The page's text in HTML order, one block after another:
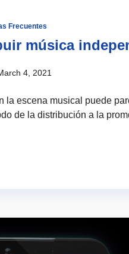
Frecuentes
música
4, 2021
la escena musical puede
de la distribución a la